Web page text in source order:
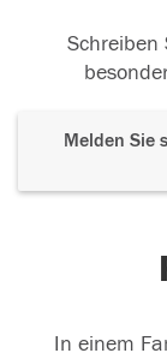
Schreiben
Melden Sie
In einem